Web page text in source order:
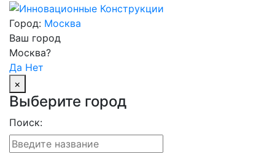
Город: Москва
Ваш город
Москва?
Да Нет
×
Выберите город
Поиск: